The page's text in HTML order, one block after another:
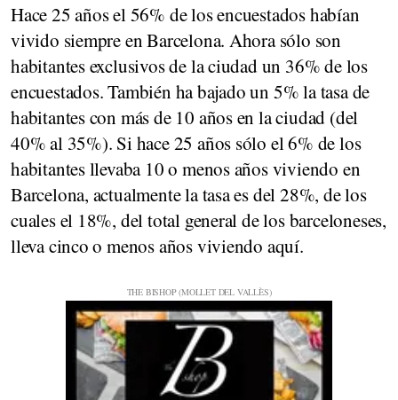
Hace 25 años el 56% de los encuestados habían
vivido siempre en Barcelona. Ahora sólo son
habitantes exclusivos de la ciudad un 36% de los
encuestados. También ha bajado un 5% la tasa de
habitantes con más de 10 años en la ciudad (del
40% al 35%). Si hace 25 años sólo el 6% de los
habitantes llevaba 10 o menos años viviendo en
Barcelona, actualmente la tasa es del 28%, de los
cuales el 18%, del total general de los barceloneses,
lleva cinco o menos años viviendo aquí.